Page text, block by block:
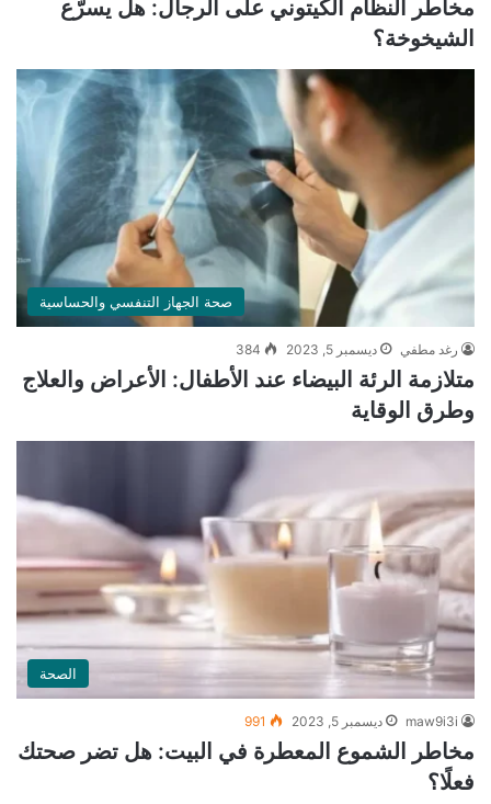
مخاطر النظام الكيتوني على الرجال: هل يسرّع
الشيخوخة؟
صحة الجهاز التنفسي والحساسية
رغد مطفي ديسمبر 5, 2023 384
متلازمة الرئة البيضاء عند الأطفال: الأعراض والعلاج
وطرق الوقاية
الصحة
maw9i3i ديسمبر 5, 2023 991
مخاطر الشموع المعطرة في البيت: هل تضر صحتك
فعلًا؟